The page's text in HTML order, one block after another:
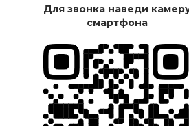
Для звонка наведи
смартфона